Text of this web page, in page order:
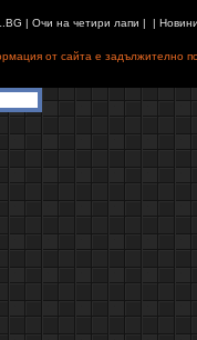
| Очи на четири лапи | |
от сайта е задължително